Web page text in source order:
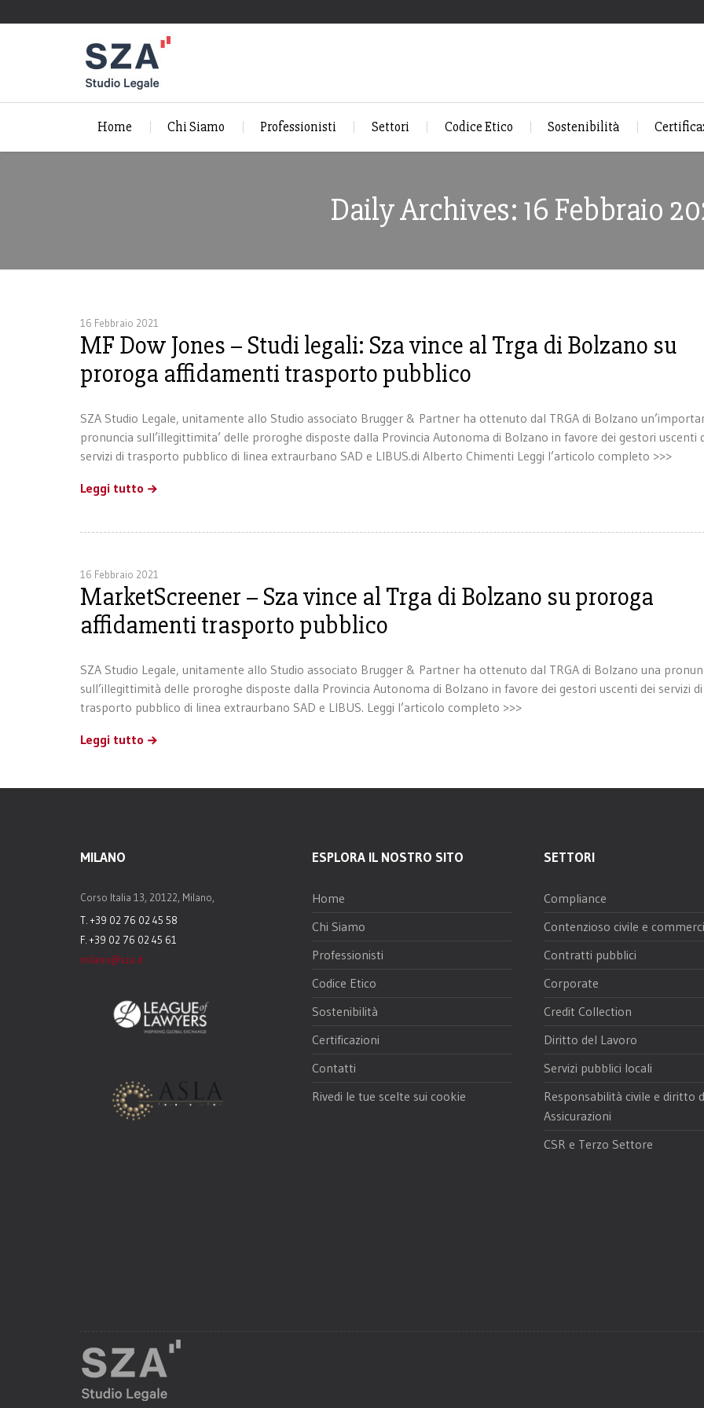
Home Chi Siamo Professionisti Settori Codice Etico Sostenibilità
Daily Archives: 16 Febbraio
16 Febbraio 2021
MF Dow Jones – Studi legali: Sza vince al Trga di Bolzano su
proroga affidamenti trasporto pubblico
SZA Studio Legale, unitamente allo Studio associato Brugger & Partner ha ottenuto dal TRGA di Bolzano
pronuncia sull’illegittimita’ delle proroghe disposte dalla Provincia Autonoma di Bolzano in favore dei gestori uscenti
servizi di trasporto pubblico di linea extraurbano SAD e LIBUS.di Alberto Chimenti Leggi l’articolo completo >>>
Leggi tutto
16 Febbraio 2021
MarketScreener – Sza vince al Trga di Bolzano su proroga
affidamenti trasporto pubblico
SZA Studio Legale, unitamente allo Studio associato Brugger & Partner ha ottenuto dal TRGA di Bolzano una
sull’illegittimità delle proroghe disposte dalla Provincia Autonoma di Bolzano in favore dei gestori uscenti dei servizi di
trasporto pubblico di linea extraurbano SAD e LIBUS. Leggi l’articolo completo >>>
Leggi tutto
MILANO
Corso Italia 13, 20122, Milano,
T. +39 02 76 02 45 58
F. +39 02 76 02 45 61
milano@sza.it
ESPLORA IL NOSTRO SITO
Home
Chi Siamo
Professionisti
Codice Etico
Sostenibilità
Certificazioni
Contatti
Rivedi le tue scelte sui cookie
SETTORI
Compliance
Contenzioso civile e
Contratti pubblici
Corporate
Credit Collection
Diritto del Lavoro
Servizi pubblici locali
Responsabilità civile e diritto
Assicurazioni
CSR e Terzo Settore